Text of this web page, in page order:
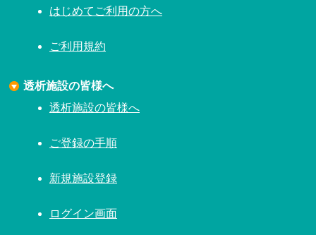
はじめてご利用の方へ
ご利用規約
透析施設の皆様へ
透析施設の皆様へ
ご登録の手順
新規施設登録
ログイン画面